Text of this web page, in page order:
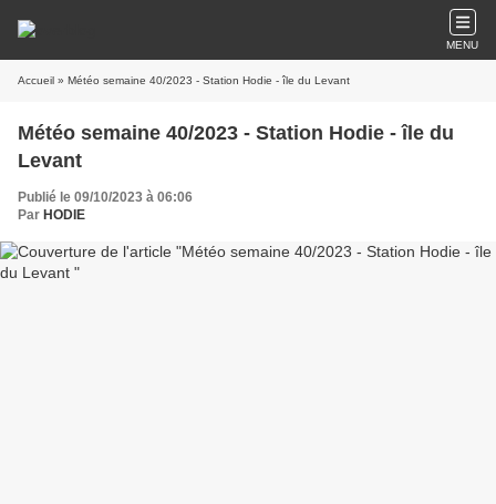
MENU
Accueil » Météo semaine 40/2023 - Station Hodie - île du Levant
Météo semaine 40/2023 - Station Hodie - île du
Levant
Publié le 09/10/2023 à 06:06
Par HODIE